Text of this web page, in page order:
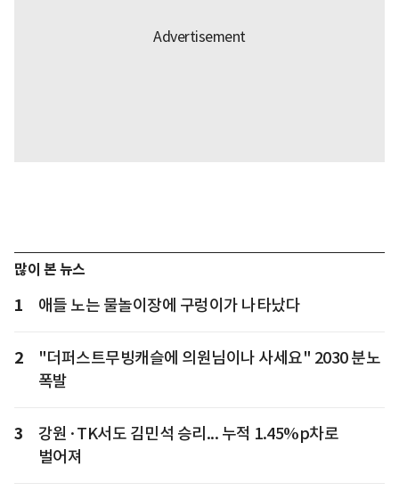
많이 본 뉴스
1 애들 노는 물놀이장에 구렁이가 나타났다
2
"더퍼스트무빙캐슬에 의원님이나 사세요" 2030 분노
폭발
3
강원·TK서도 김민석 승리... 누적 1.45%p차로
벌어져